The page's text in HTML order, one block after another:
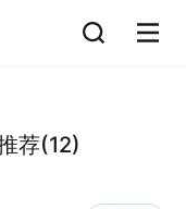
荐(12)